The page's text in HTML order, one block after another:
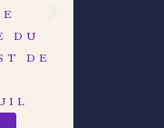
DU
DE